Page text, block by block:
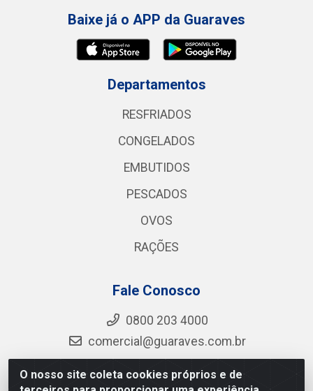
O nosso site coleta cookies próprios e de
Baixe já o APP da Guaraves
Departamentos
RESFRIADOS
CONGELADOS
EMBUTIDOS
PESCADOS
OVOS
RAÇÕES
Fale Conosco
0800 203 4000
comercial@guaraves.com.br